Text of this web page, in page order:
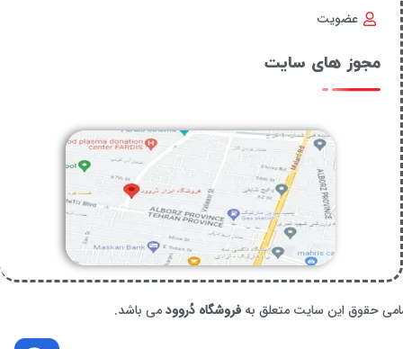
عضویت
مجوز های سایت
حقوق این سایت متعلق به فروشگاه دُروودمی باشد.